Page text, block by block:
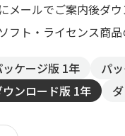
メールでご案内後ダ
フト・ライセンス商
ッケージ版 1年
パ
ウンロード版 1年